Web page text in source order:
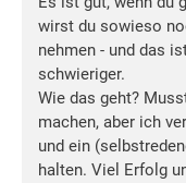
wirst du sowieso
nehmen - und das
schwieriger.
Wie das geht?
machen, aber ich
und ein
halten. Viel Erfolg